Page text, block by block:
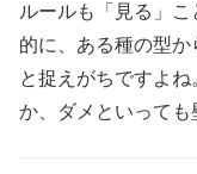
ルールも「見る」
的に、ある種の型か
と捉えがちですよ
か、ダメといっても